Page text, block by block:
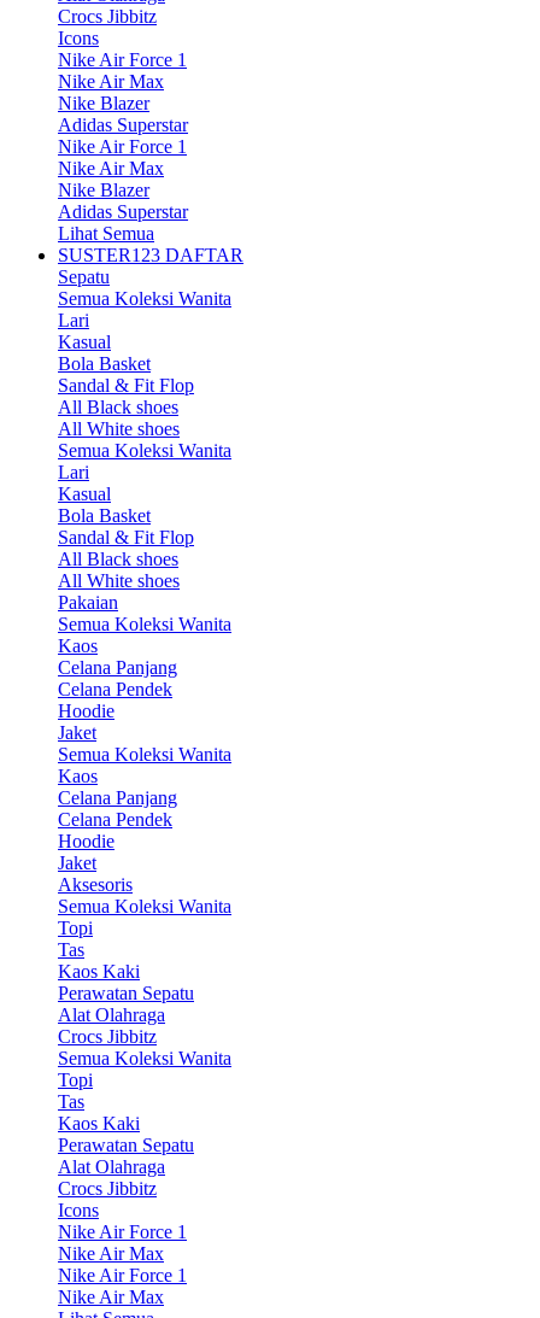
Crocs Jibbitz
Icons
Nike Air Force 1
Nike Air Max
Nike Blazer
Adidas Superstar
Nike Air Force 1
Nike Air Max
Nike Blazer
Adidas Superstar
Lihat Semua
SUSTER123 DAFTAR
Sepatu
Semua Koleksi Wanita
Lari
Kasual
Bola Basket
Sandal & Fit Flop
All Black shoes
All White shoes
Semua Koleksi Wanita
Lari
Kasual
Bola Basket
Sandal & Fit Flop
All Black shoes
All White shoes
Pakaian
Semua Koleksi Wanita
Kaos
Celana Panjang
Celana Pendek
Hoodie
Jaket
Semua Koleksi Wanita
Kaos
Celana Panjang
Celana Pendek
Hoodie
Jaket
Aksesoris
Semua Koleksi Wanita
Topi
Tas
Kaos Kaki
Perawatan Sepatu
Alat Olahraga
Crocs Jibbitz
Semua Koleksi Wanita
Topi
Tas
Kaos Kaki
Perawatan Sepatu
Alat Olahraga
Crocs Jibbitz
Icons
Nike Air Force 1
Nike Air Max
Nike Air Force 1
Nike Air Max